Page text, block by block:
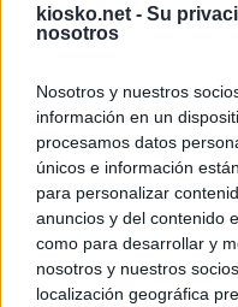
kiosko.net - Su
nosotros
Nosotros y nuestros
información en un
procesamos datos
únicos e información
para personalizar
anuncios y del contenido
como para desarrollar y
nosotros y nuestros
localización geográfica